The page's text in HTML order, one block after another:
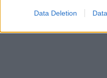
Data Deletion